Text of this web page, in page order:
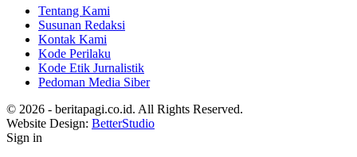
Tentang Kami
Susunan Redaksi
Kontak Kami
Kode Perilaku
Kode Etik Jurnalistik
Pedoman Media Siber
© 2026 - beritapagi.co.id. All Rights Reserved.
Website Design: BetterStudio
Sign in